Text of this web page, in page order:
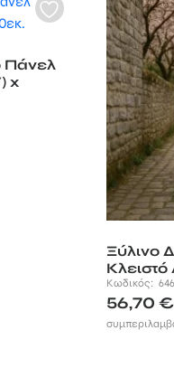
Πάνελ
x
Ξύλινο
Κωδικός:
56,70€